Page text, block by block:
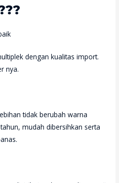
dengan kualitas import.
nya.
tidak berubah warna
mudah dibersihkan serta